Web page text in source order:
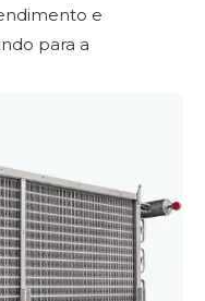
e
para a